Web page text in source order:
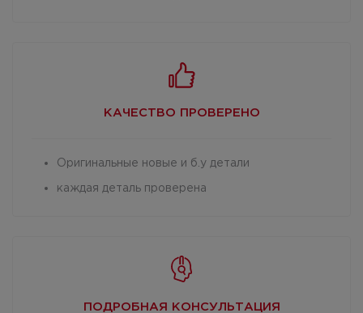
КАЧЕСТВО ПРОВЕРЕНО
Оригинальные новые и б.у детали
каждая деталь проверена
ПОДРОБНАЯ КОНСУЛЬТАЦИЯ